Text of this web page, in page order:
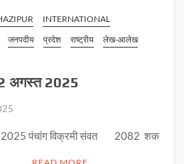
INTERNATIONAL
जनपदीय प्रदेश राष्ट्रीय
लेख-आलेख
अगस्त 2025
2025 पंचांग विक्रमी संवत 2082 शक
…